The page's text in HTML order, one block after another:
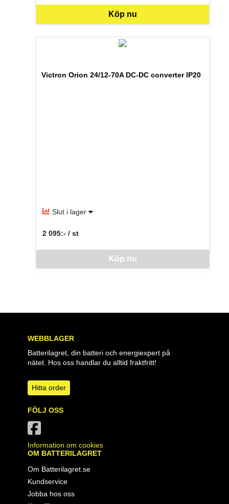
Köp nu
Victron Orion 24/12-70A DC-DC converter IP20
Slut i lager
Denna vara går inte att beställa via webben just nu,
Köp nu
2 095:- / st
SEK per ST
WEBBLAGER
Batterilagret, din batteri och energiexpert på
nätet. Hos oss handlar du alltid fraktfritt!
Hitta order
FÖLJ OSS
Information om cookies
OM BATTERILAGRET
Om Batterilagret.se
Kundservice
Jobba hos oss